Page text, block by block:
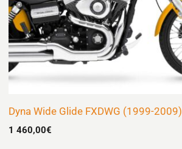
Dyna Wide Glide FXDWG (1999-2009)
1 460,00€